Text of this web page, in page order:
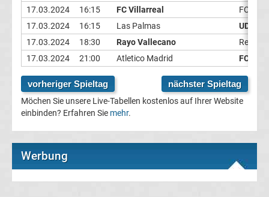
League
Europa
League
Premier
League
17.03.2024
16:15 FC Villarreal
FC
17.03.2024
16:15 Las Palmas
UD
17.03.2024
18:30 Rayo Vallecano
Real
17.03.2024
21:00 Atletico Madrid FC
vorheriger Spieltag nächster Spieltag
Möchen Sie unsere Live-Tabellen kostenlos auf Ihrer Website
einbinden? Erfahren Sie mehr.
Werbung